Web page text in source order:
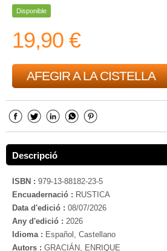
Disponible
19,90 €
AFEGIR A LA CISTELLA
Descripció
ISBN : 979-13-88182-23-5
Encuadernació : RUSTICA
Data d'edició : 08/07/2026
Any d'edició : 2026
Idioma : Español, Castellano
Autors : GRACIÁN, ENRIQUE